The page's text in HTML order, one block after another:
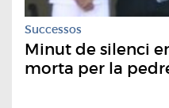
Successos
Minut de silenci
morta per la